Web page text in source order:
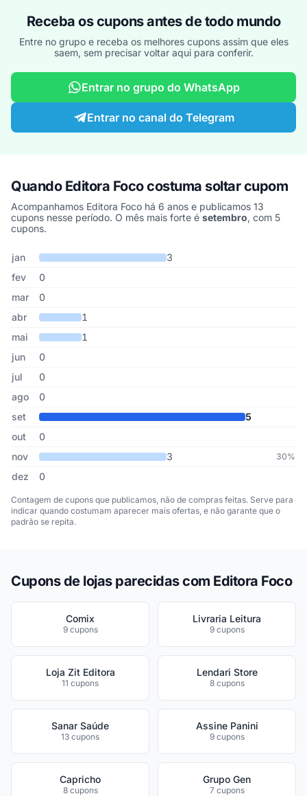
Receba os cupons antes de todo mundo
Entre no grupo e receba os melhores cupons assim que eles
saem, sem precisar voltar aqui para conferir.
Entrar no grupo do WhatsApp
Entrar no canal do Telegram
Quando Editora Foco costuma soltar cupom
Acompanhamos Editora Foco há 6 anos e publicamos 13
cupons nesse período. O mês mais forte é setembro, com 5
cupons.
Cupons de Editora Foco publicados por mês, somando os últimos
Mês Cupons publicadosDesconto médio
jan
3
fev
0
mar
0
abr
1
mai
1
jun
0
jul
0
ago
0
set
5
out
0
nov
3 30%
dez 0
Contagem de cupons que publicamos, não de compras feitas. Serve para
indicar quando costumam aparecer mais ofertas, e não garante que o
padrão se repita.
Cupons de lojas parecidas com Editora Foco
Comix
9 cupons
Livraria Leitura
9 cupons
Loja Zit Editora
11 cupons
Lendari Store
8 cupons
Sanar Saúde
13 cupons
Assine Panini
9 cupons
Capricho
8 cupons
Grupo Gen
7 cupons